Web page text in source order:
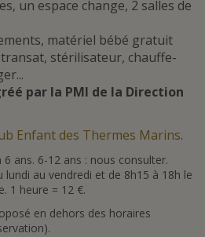
un espace change, 2 salles de
matériel bébé gratuit
stérilisateur, chauffe-
par la PMI de la Direction
Enfant des Thermes Marins.
6 ans. 6-12 ans : nous consulter.
lundi au vendredi et de 8h15 à 18h le
1 heure = 12 €.
en dehors des horaires